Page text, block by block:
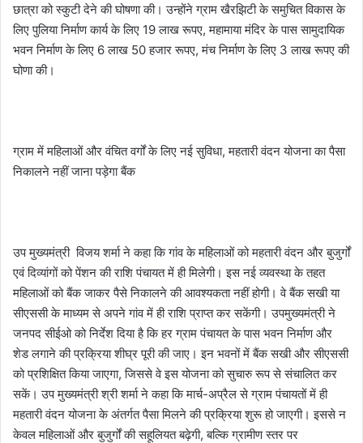
छात्रा को स्कुटी देने की घोषणा की। उन्होंने ग्राम खैरझिटी के समुचित विकास के
लिए पुलिया निर्माण कार्य के लिए 19 लाख रूपए, महामाया मंदिर के पास सामुदायिक
भवन निर्माण के लिए 6 लाख 50 हजार रूपए, मंच निर्माण के लिए 3 लाख रूपए की
घोणा की।
ग्राम में महिलाओं और वंचित वर्गों के लिए नई सुविधा, महतारी वंदन योजना का पैसा
निकालने नहीं जाना पड़ेगा बैंक
उप मुख्यमंत्री विजय शर्मा ने कहा कि गांव के महिलाओं को महतारी वंदन और बुजुर्गों
एवं दिव्यांगों को पेंशन की राशि पंचायत में ही मिलेगी। इस नई व्यवस्था के तहत
महिलाओं को बैंक जाकर पैसे निकालने की आवश्यकता नहीं होगी। वे बैंक सखी या
सीएससी के माध्यम से अपने गांव में ही राशि प्राप्त कर सकेंगी। उपमुख्यमंत्री ने
जनपद सीईओ को निर्देश दिया है कि हर ग्राम पंचायत के पास भवन निर्माण और
शेड लगाने की प्रक्रिया शीघ्र पूरी की जाए। इन भवनों में बैंक सखी और सीएससी
को प्रशिक्षित किया जाएगा, जिससे वे इस योजना को सुचारु रूप से संचालित कर
सकें। उप मुख्यमंत्री श्री शर्मा ने कहा कि मार्च-अप्रैल से ग्राम पंचायतों में ही
महतारी वंदन योजना के अंतर्गत पैसा मिलने की प्रक्रिया शुरू हो जाएगी। इससे न
केवल महिलाओं और बुजुर्गों की सहूलियत बढ़ेगी, बल्कि ग्रामीण स्तर पर